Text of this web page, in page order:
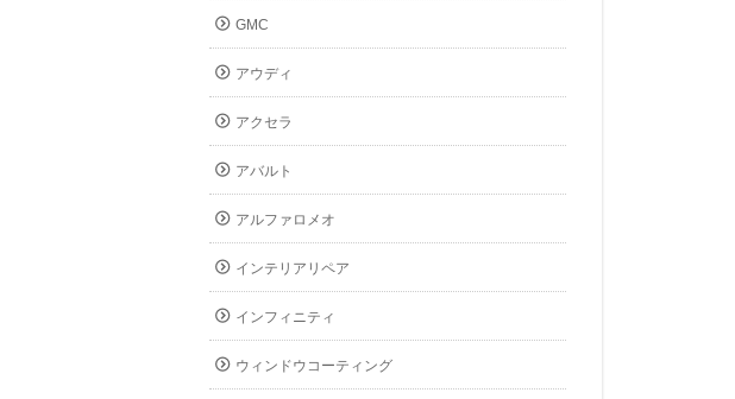
GMC
アウディ
アクセラ
アバルト
アルファロメオ
インテリアリペア
インフィニティ
ウィンドウコーティング